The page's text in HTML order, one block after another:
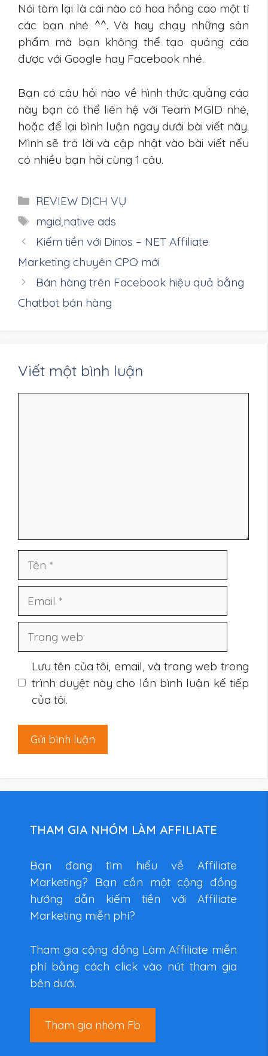
Nói tòm lại là cái nào có hoa hồng cao một tí
các bạn nhé ^^. Và hay chạy những sản
phẩm mà bạn không thể tạo quảng cáo
được với Google hay Facebook nhé.
Bạn có câu hỏi nào về hình thức quảng cáo
này bạn có thể liên hệ với Team MGID nhé,
hoặc để lại bình luận ngay dưới bài viết này.
Mình sẽ trả lời và cập nhật vào bài viết nếu
có nhiều bạn hỏi cùng 1 câu.
Danh
mục
REVIEW DỊCH VỤ
Thẻ
mgid,native ads
Kiếm tiền với Dinos – NET Affiliate
Marketing chuyên CPO mới
Bán hàng trên Facebook hiệu quả bằng
Chatbot bán hàng
Viết một bình luận
Tên
Email
Trang
Lưu tên của tôi, email, và trang web trong
trình duyệt này cho lần bình luận kế tiếp
của tôi.
THAM GIA NHÓM LÀM AFFILIATE
Bạn đang tìm hiểu về Affiliate
Marketing? Bạn cần một cộng đồng
hướng dẫn kiếm tiền với Affiliate
Marketing miễn phí?
Tham gia cộng đồng Làm Affiliate miễn
phí bằng cách click vào nút tham gia
bên dưới.
Tham gia nhóm Fb